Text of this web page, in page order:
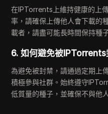
在IPTorrents上維持健康的上
率，請確保上傳他人會下載的
載者，請盡可能長時間保持種
6. 如何避免被IPTorrents
為避免被封禁，請通過定期上
積極參與社群。始終遵守
低質量的種子，並確保不與他